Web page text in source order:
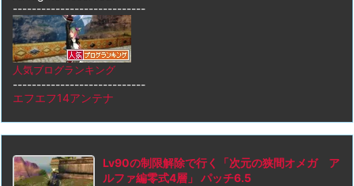
----------------------------
人気ブログランキング
----------------------------
エフエフ14アンテナ
Lv90の制限解除で行く「次元の狭間オメガ ア
ルファ編零式4層」 パッチ6.5